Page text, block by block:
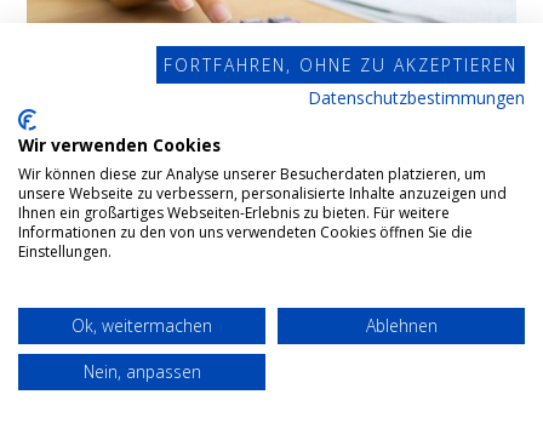
Erbschaft- / Schenkungsteuer
Deutschland versteuert werden. Im Einzelnen wird die
Versteuerung des geerbten oder durch eine
Schenkung erhaltenen Vermögens im Erbschaft- und
FORTFAHREN, OHNE ZU AKZEPTIEREN
Datenschutzbestimmungen
Wir verwenden Cookies
Wir können diese zur Analyse unserer Besucherdaten platzieren, um
unsere Webseite zu verbessern, personalisierte Inhalte anzuzeigen und
Ihnen ein großartiges Webseiten-Erlebnis zu bieten. Für weitere
Informationen zu den von uns verwendeten Cookies öffnen Sie die
Einstellungen.
Ok, weitermachen
Ablehnen
Nein, anpassen